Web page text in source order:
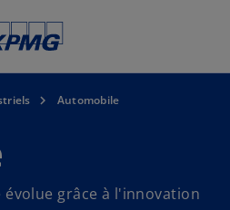
Automobile
grâce à l'innovation